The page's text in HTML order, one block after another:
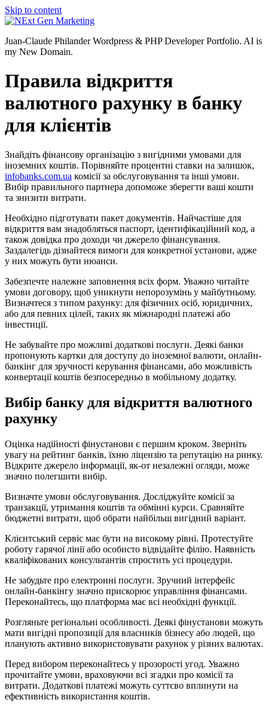
Skip to content
Juan-Claude Philander Wordpress & PHP Developer Portfolio. AI is
my New Domain.
Правила відкриття
валютного рахунку в банку
для клієнтів
Знайдіть фінансову організацію з вигідними умовами для
іноземних коштів. Порівняйте процентні ставки на залишок,
infobanks.com.ua комісії за обслуговування та інші умови.
Вибір правильного партнера допоможе зберегти ваші кошти
та знизити витрати.
Необхідно підготувати пакет документів. Найчастіше для
відкриття вам знадобляться паспорт, ідентифікаційний код, а
також довідка про доходи чи джерело фінансування.
Заздалегідь дізнайтеся вимоги для конкретної установи, адже
у них можуть бути нюанси.
Забезпечте належне заповнення всіх форм. Уважно читайте
умови договору, щоб уникнути непорозумінь у майбутньому.
Визначтеся з типом рахунку: для фізичних осіб, юридичних,
або для певних цілей, таких як міжнародні платежі або
інвестиції.
Не забувайте про можливі додаткові послуги. Деякі банки
пропонують картки для доступу до іноземної валюти, онлайн-
банкінг для зручності керування фінансами, або можливість
конвертації коштів безпосередньо в мобільному додатку.
Вибір банку для відкриття валютного
рахунку
Оцінка надійності фінустанови є першим кроком. Зверніть
увагу на рейтинг банків, їхню ліцензію та репутацію на ринку.
Відкрите джерело інформації, як-от незалежні огляди, може
значно полегшити вибір.
Визначте умови обслуговування. Досліджуйте комісії за
транзакції, утримання коштів та обмінні курси. Сравняйте
бюджетні витрати, щоб обрати найбільш вигідний варіант.
Клієнтський сервіс має бути на високому рівні. Протестуйте
роботу гарячої лінії або особисто відвідайте філію. Наявність
кваліфікованих консультантів спростить усі процедури.
Не забудьте про електронні послуги. Зручний інтерфейс
онлайн-банкінгу значно прискорює управління фінансами.
Переконайтесь, що платформа має всі необхідні функції.
Розгляньте регіональні особливості. Деякі фінустанови можуть
мати вигідні пропозиції для власників бізнесу або людей, що
планують активно використовувати рахунок у різних валютах.
Перед вибором переконайтесь у прозорості угод. Уважно
прочитайте умови, враховуючи всі згадки про комісії та
витрати. Додаткові платежі можуть суттєво вплинути на
ефективність використання коштів.